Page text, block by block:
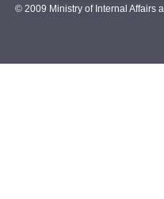
© 2009 Ministry of Internal Affairs